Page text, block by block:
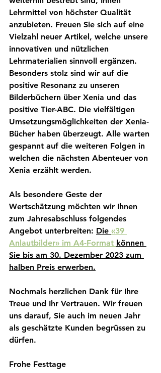
Lehrmittel von höchster Qualität
anzubieten. Freuen Sie sich auf eine
Vielzahl neuer Artikel, welche unsere
innovativen und nützlichen
Lehrmaterialien sinnvoll ergänzen.
Besonders stolz sind wir auf die
positive Resonanz zu unseren
Bilderbüchern über Xenia und das
positive Tier-ABC. Die vielfältigen
Umsetzungsmöglichkeiten der Xenia-
Bücher haben überzeugt. Alle warten
gespannt auf die weiteren Folgen in
welchen die nächsten Abenteuer von
Xenia erzählt werden.
Als besondere Geste der
Wertschätzung möchten wir Ihnen
zum Jahresabschluss folgendes
Angebot unterbreiten: Die «39
Anlautbilder» im A4-Format können
Sie bis am 30. Dezember 2023 zum
halben Preis erwerben.
Nochmals herzlichen Dank für Ihre
Treue und Ihr Vertrauen. Wir freuen
uns darauf, Sie auch im neuen Jahr
als geschätzte Kunden begrüssen zu
dürfen.
Frohe Festtage